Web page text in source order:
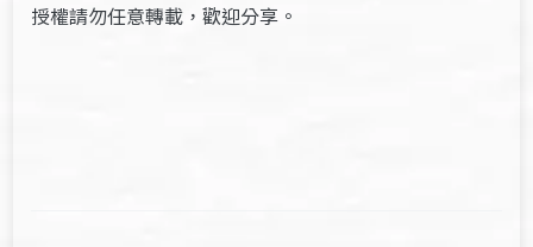
授權請勿任意轉載，歡迎分享。